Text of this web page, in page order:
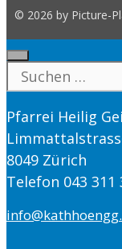
© 2026 by Picture-
Close
Suche
nach:
Pfarrei Heilig
8049 Zürich
Telefon 043 311